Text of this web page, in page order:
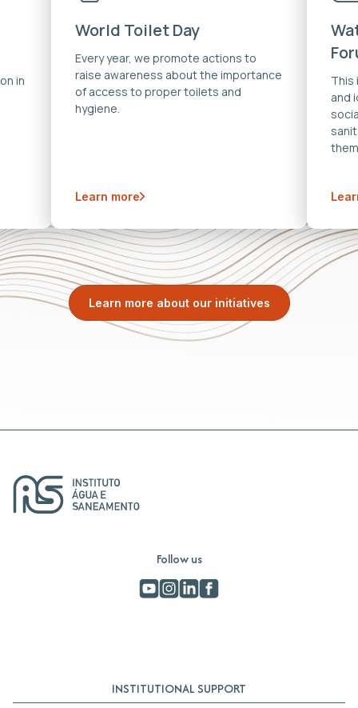
in
World Toilet Day
Every year, we promote actions to
raise awareness about the importance
of access to proper toilets and
hygiene.
Learn more
This
and
Learn more about our initiatives
Follow us
INSTITUTIONAL SUPPORT